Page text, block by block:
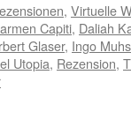
, Virtuelle
Capiti, Daliah
Glaser, Ingo Muhs
Utopia, Rezension,